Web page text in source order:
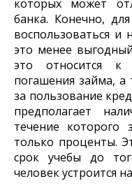
которых может
банка. Конечно,
воспользоваться
это менее
это относится к
погашения займа,
за пользование
предполагает
течение которого
только проценты.
срок учебы до
человек устроится